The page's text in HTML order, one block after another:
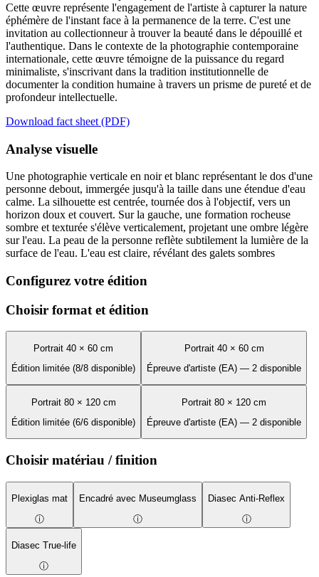
Cette œuvre représente l'engagement de l'artiste à capturer la nature
éphémère de l'instant face à la permanence de la terre. C'est une
invitation au collectionneur à trouver la beauté dans le dépouillé et
l'authentique. Dans le contexte de la photographie contemporaine
internationale, cette œuvre témoigne de la puissance du regard
minimaliste, s'inscrivant dans la tradition institutionnelle de
documenter la condition humaine à travers un prisme de pureté et de
profondeur intellectuelle.
Download fact sheet (PDF)
Analyse visuelle
Une photographie verticale en noir et blanc représentant le dos d'une
personne debout, immergée jusqu'à la taille dans une étendue d'eau
calme. La silhouette est centrée, tournée dos à l'objectif, vers un
horizon doux et couvert. Sur la gauche, une formation rocheuse
sombre et texturée s'élève verticalement, projetant une ombre légère
sur l'eau. La peau de la personne reflète subtilement la lumière de la
surface de l'eau. L'eau est claire, révélant des galets sombres
Configurez votre édition
Choisir format et édition
Portrait 40 × 60 cm
Édition limitée (8/8 disponible)
Portrait 40 × 60 cm
Épreuve d'artiste (EA) — 2 disponible
Portrait 80 × 120 cm
Édition limitée (6/6 disponible)
Portrait 80 × 120 cm
Épreuve d'artiste (EA) — 2 disponible
Choisir matériau / finition
Plexiglas mat
ⓘ
Encadré avec Museumglass
ⓘ
Diasec Anti-Reflex
ⓘ
Diasec True-life
ⓘ